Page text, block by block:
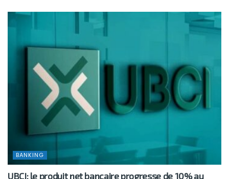
BANKING
UBCI: le produit net bancaire progresse de 10% au